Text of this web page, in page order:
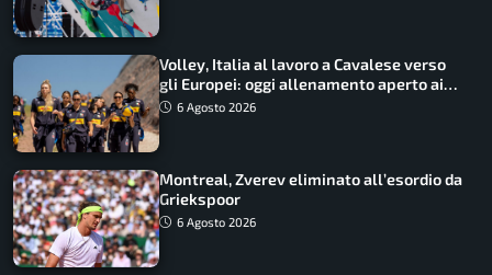
Volley, Italia al lavoro a Cavalese verso
gli Europei: oggi allenamento aperto ai
tifosi
6 Agosto 2026
Montreal, Zverev eliminato all’esordio da
Griekspoor
6 Agosto 2026